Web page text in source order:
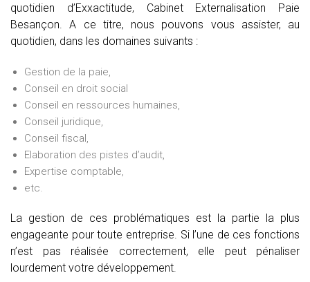
quotidien d’Exxactitude, Cabinet Externalisation Paie
Besançon. A ce titre, nous pouvons vous assister, au
quotidien, dans les domaines suivants :
Gestion de la paie,
Conseil en droit social
Conseil en ressources humaines,
Conseil juridique,
Conseil fiscal,
Elaboration des pistes d’audit,
Expertise comptable,
etc.
La gestion de ces problématiques est la partie la plus
engageante pour toute entreprise. Si l’une de ces fonctions
n’est pas réalisée correctement, elle peut pénaliser
lourdement votre développement.